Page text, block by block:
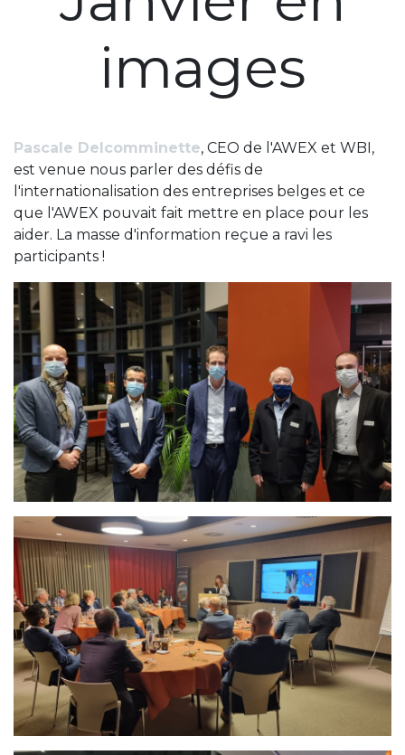
images
Pascale Delcomminette, CEO de l'AWEX et WBI,
est venue nous parler des défis de
l'internationalisation des entreprises belges et ce
que l'AWEX pouvait fait mettre en place pour les
aider. La masse d'information reçue a ravi les
participants !